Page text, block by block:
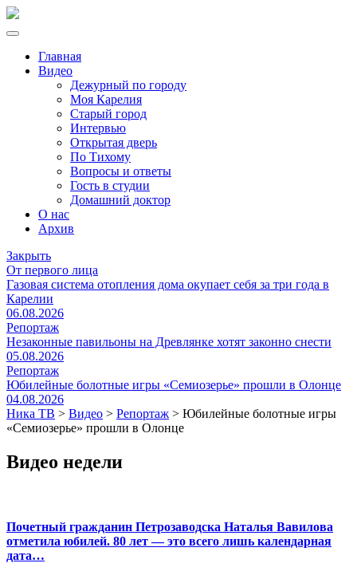
Главная
Видео
Дежурный по городу
Моя Карелия
Старый город
Интервью
Открытая дверь
По Тихому
Вопросы и ответы
Гость в студии
Домашний доктор
О нас
Архив
Закрыть
От первого лица
Газовая система отопления дома окупает себя за три года в
Карелии
06.08.2026
Репортаж
Незаконные павильоны на Древлянке хотят законно снести
05.08.2026
Репортаж
Юбилейные болотные игры «Семиозерье» прошли в Олонце
04.08.2026
Ника ТВ > Видео > Репортаж > Юбилейные болотные игры
«Семиозерье» прошли в Олонце
Видео недели
Почетный гражданин Петрозаводска Наталья Вавилова
отметила юбилей. 80 лет — это всего лишь календарная
дата…